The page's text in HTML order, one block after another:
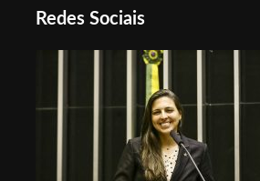
Redes Sociais